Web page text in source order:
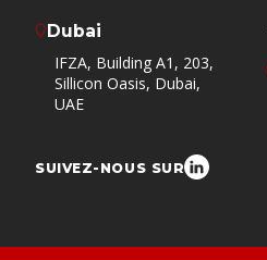
Dubai
IFZA, Building A1, 203,
Sillicon Oasis, Dubai,
UAE
SUIVEZ-NOUS SUR